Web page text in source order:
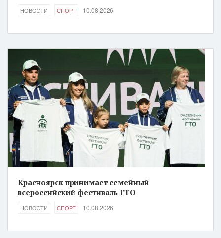
НОВОСТИ СПОРТ 10.08.2026
Красноярск принимает семейный
всероссийский фестиваль ГТО
НОВОСТИ СПОРТ 10.08.2026